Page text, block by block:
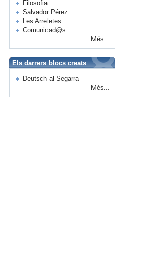
Filosofia
Salvador Pérez
Les Arreletes
Comunicad@s
Més...
Els darrers blocs creats
Deutsch al Segarra
Més...